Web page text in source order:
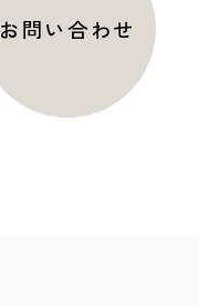
お問い合わせ